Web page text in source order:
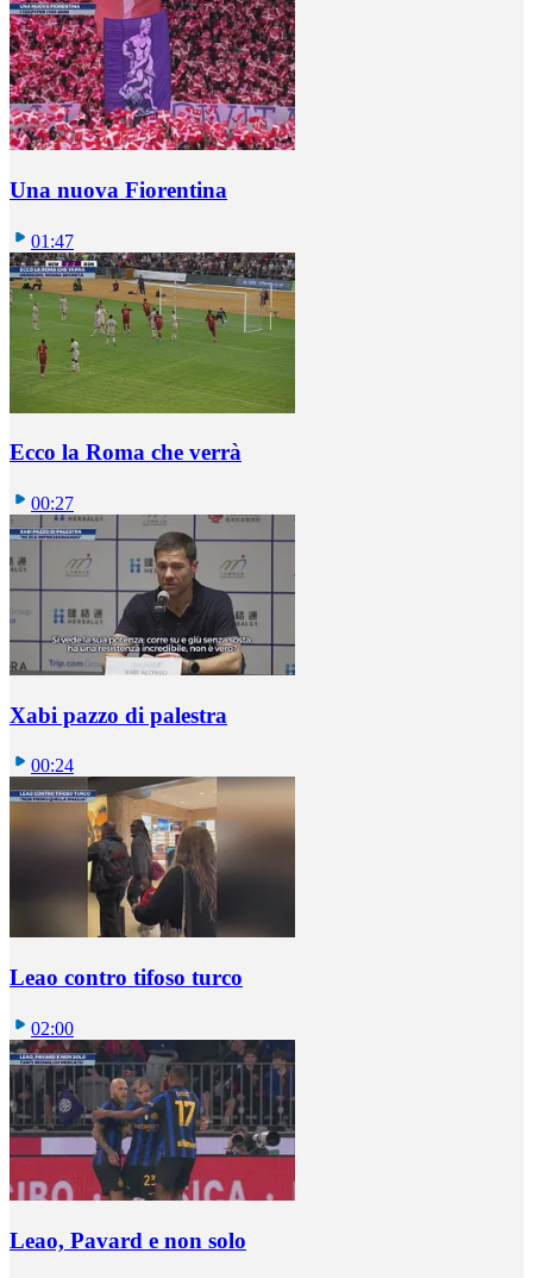
Una nuova Fiorentina
01:47
Ecco la Roma che verrà
00:27
Xabi pazzo di palestra
00:24
Leao contro tifoso turco
02:00
Leao, Pavard e non solo